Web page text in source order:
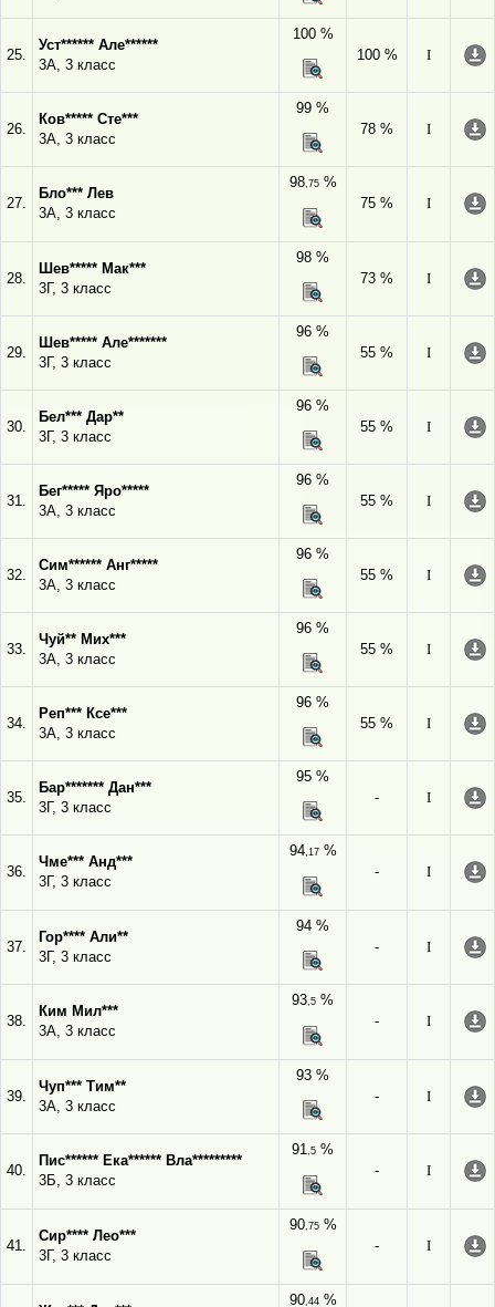
25.
Уст****** Але******
3А, 3 класс
100 %
100 %
I
26.
Ков***** Сте***
3А, 3 класс
99 %
78 %
I
27.
Бло*** Лев
3А, 3 класс
98,75%
75 %
I
28.
Шев***** Мак***
3Г, 3 класс
98 %
73 %
I
29.
Шев***** Але*******
3Г, 3 класс
96 %
55 %
I
30.
Бел*** Дар**
3Г, 3 класс
96 %
55 %
I
31.
Бег***** Яро*****
3А, 3 класс
96 %
55 %
I
32.
Сим****** Анг*****
3А, 3 класс
96 %
55 %
I
33.
Чуй** Мих***
3А, 3 класс
96 %
55 %
I
34.
Реп*** Ксе***
3А, 3 класс
96 %
55 %
I
35.
Бар******* Дан***
3Г, 3 класс
95 %
-
I
36.
Чме*** Анд***
3Г, 3 класс
94,17%
-
I
37.
Гор**** Али**
3Г, 3 класс
94 %
-
I
38.
Ким Мил***
3А, 3 класс
93,5 %
-
I
39.
Чуп*** Тим**
3А, 3 класс
93 %
-
I
40.
Пис****** Ека****** Вла*********
3Б, 3 класс
91,5 %
-
I
41.
Сир**** Лео***
3Г, 3 класс
90,75%
-
I
90,44%